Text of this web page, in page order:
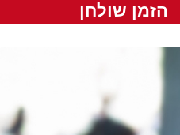
הזמן שולחן